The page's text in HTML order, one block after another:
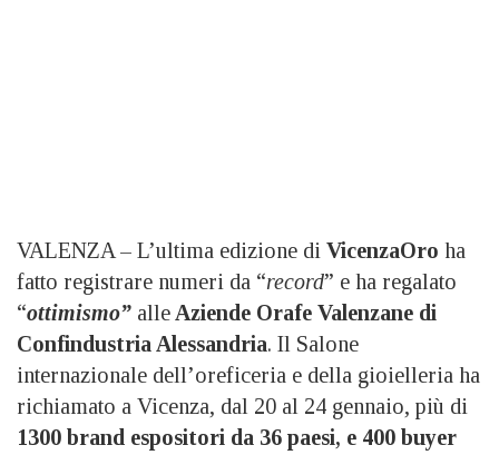
VALENZA – L’ultima edizione di VicenzaOro ha
fatto registrare numeri da “record” e ha regalato
“ottimismo” alleAziende Orafe Valenzane di
Confindustria Alessandria. Il Salone
internazionale dell’oreficeria e della gioielleria ha
richiamato a Vicenza, dal 20 al 24 gennaio, più di
1300 brand espositori da 36 paesi, e 400 buyer